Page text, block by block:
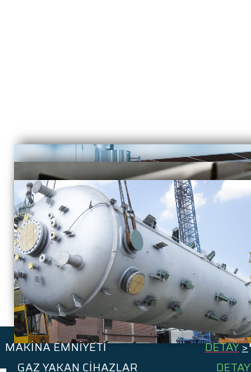
EMNİYETİDETAY>
GAZ YAKAN CİHAZLAR DETAY